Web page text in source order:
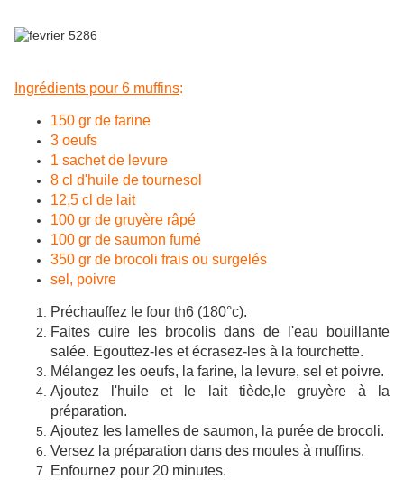
Ingrédients pour 6 muffins:
150 gr de farine
3 oeufs
1 sachet de levure
8 cl d'huile de tournesol
12,5 cl de lait
100 gr de gruyère râpé
100 gr de saumon fumé
350 gr de brocoli frais ou surgelés
sel, poivre
Préchauffez le four th6 (180°c).
Faites cuire les brocolis dans de l'eau bouillante
salée. Egouttez-les et écrasez-les à la fourchette.
Mélangez les oeufs, la farine, la levure, sel et poivre.
Ajoutez l'huile et le lait tiède,le gruyère à la
préparation.
Ajoutez les lamelles de saumon, la purée de brocoli.
Versez la préparation dans des moules à muffins.
Enfournez pour 20 minutes.